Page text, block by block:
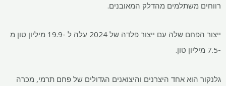
מהדלק המאובנים.
ייצור הפחם שלה עם ייצור פלדה של 2024 עלה ל -19.9 מיליון טון מ
אחד היצרנים והיצואנים הגדולים של פחם תרמי, מכרה